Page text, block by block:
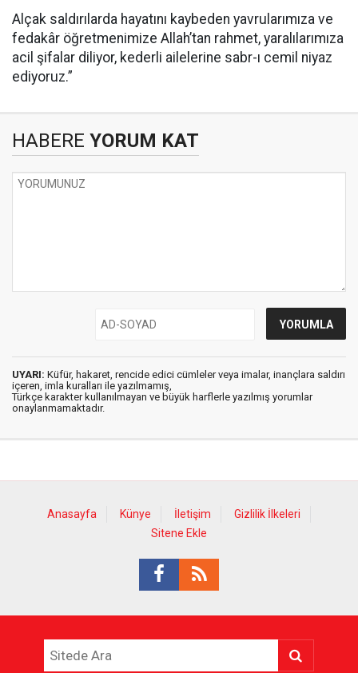
Alçak saldırılarda hayatını kaybeden yavrularımıza ve
fedakâr öğretmenimize Allah’tan rahmet, yaralılarımıza
acil şifalar diliyor, kederli ailelerine sabr-ı cemil niyaz
ediyoruz.”
HABERE YORUM KAT
UYARI: Küfür, hakaret, rencide edici cümleler veya imalar, inançlara saldırı
içeren, imla kuralları ile yazılmamış,
Türkçe karakter kullanılmayan ve büyük harflerle yazılmış yorumlar
onaylanmamaktadır.
Anasayfa Künye İletişim
Gizlilik İlkeleri
Sitene Ekle